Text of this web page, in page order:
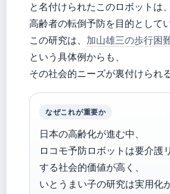
と名付けられたこのロボットは、
高齢者の転倒予防を目的としてい
この研究は、 加山雄三の歩行困
という具体例からも、
その社会的ニーズが裏付けられる
なぜこれが重要か
日本の高齢化が進む中、
ロコモ予防ロボットは要介護
する社会的価値が高く、
いとうまい子の研究は実用化